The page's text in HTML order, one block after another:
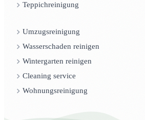
Teppichreinigung
Umzugsreinigung
Wasserschaden reinigen
Wintergarten reinigen
Cleaning service
Wohnungsreinigung